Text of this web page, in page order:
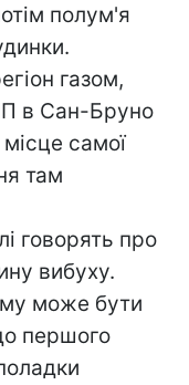
полум'я
газом,
в Сан-Бруно
самої
там
говорять про
вибуху.
може бути
першого